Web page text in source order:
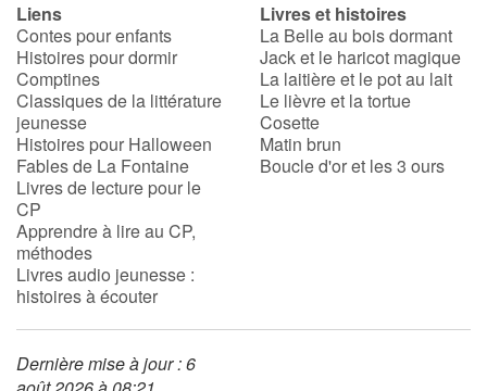
Liens
Contes pour enfants
Histoires pour dormir
Comptines
Classiques de la littérature
jeunesse
Histoires pour Halloween
Fables de La Fontaine
Livres de lecture pour le
CP
Apprendre à lire au CP,
méthodes
Livres audio jeunesse :
histoires à écouter
Livres et histoires
La Belle au bois dormant
Jack et le haricot magique
La laitière et le pot au lait
Le lièvre et la tortue
Cosette
Matin brun
Boucle d'or et les 3 ours
Dernière mise à jour : 6